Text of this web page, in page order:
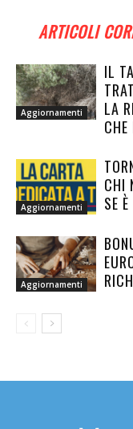
ARTICOLI
Aggiornamenti
IL
LA
CHE
Aggiornamenti
CHI
SE
Aggiornamenti